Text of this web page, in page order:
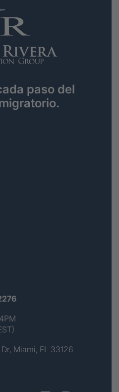
paso del
Miami, FL 33126